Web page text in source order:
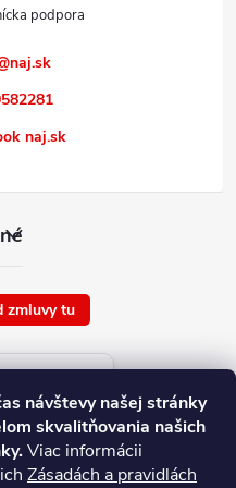
návštevy našej stránky
skvalitňovania našich
Viac informácii
Zásadách a pravidlách
naj.sk
naj.sk
zmluvy tu
tovaru
8/2026